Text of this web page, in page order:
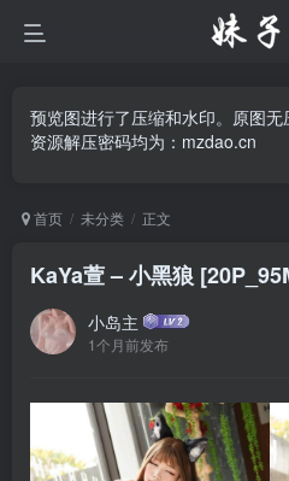
预览图进行了压缩和水印。原图
资源解压密码均为：mzdao.cn
首页 未分类 正文
KaYa萱 – 小黑狼
小岛主
1个月前发布